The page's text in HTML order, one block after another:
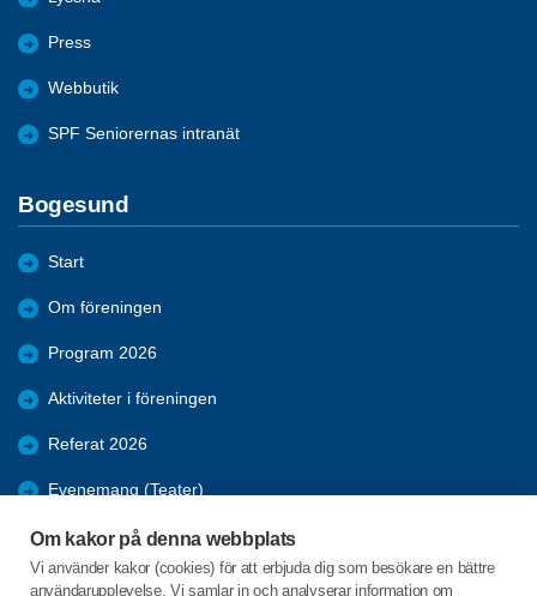
Om kakor på denna webbplats
Vi använder kakor (cookies) för att erbjuda dig som besökare en bättre
användarupplevelse. Vi samlar in och analyserar information om
Press
Webbutik
SPF Seniorernas intranät
Bogesund
Start
Om föreningen
Program 2026
Aktiviteter i föreningen
Referat 2026
Evenemang (Teater)
Arkiv
Webbinarier